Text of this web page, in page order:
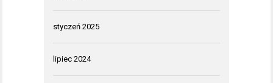
styczeń 2025
lipiec 2024